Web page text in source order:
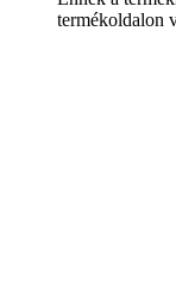
termékoldalon